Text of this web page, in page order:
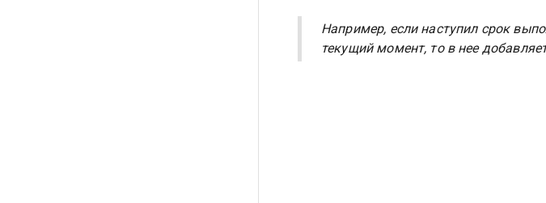
Например, если наступил срок
текущий момент, то в нее